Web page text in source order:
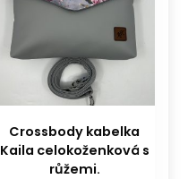
Crossbody kabelka
Kaila celokoženková s
růžemi.